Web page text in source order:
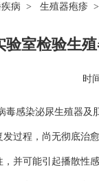
病 > 生殖器疱疹 >
验室检验生
时
毒感染泌尿生殖器
过程，尚无彻底治
并可能引起播散性